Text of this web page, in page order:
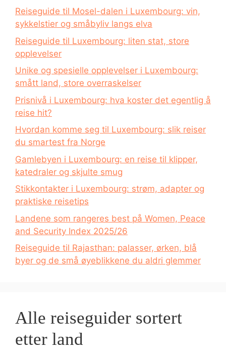
Reiseguide til Mosel-dalen i Luxembourg: vin,
sykkelstier og småbyliv langs elva
Reiseguide til Luxembourg: liten stat, store
opplevelser
Unike og spesielle opplevelser i Luxembourg:
smått land, store overraskelser
Prisnivå i Luxembourg: hva koster det egentlig å
reise hit?
Hvordan komme seg til Luxembourg: slik reiser
du smartest fra Norge
Gamlebyen i Luxembourg: en reise til klipper,
katedraler og skjulte smug
Stikkontakter i Luxembourg: strøm, adapter og
praktiske reisetips
Landene som rangeres best på Women, Peace
and Security Index 2025/26
Reiseguide til Rajasthan: palasser, ørken, blå
byer og de små øyeblikkene du aldri glemmer
Alle reiseguider sortert
etter land